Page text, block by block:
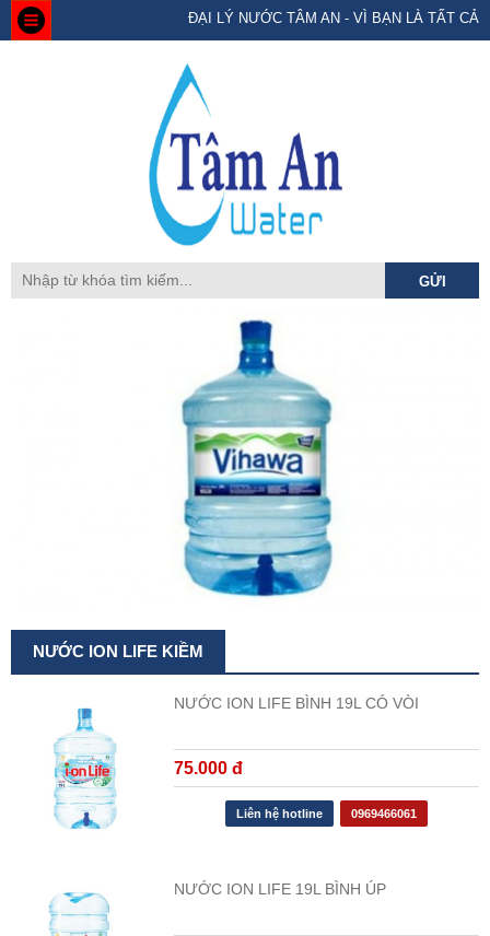
ĐẠI LÝ NƯỚC TÂM AN - VÌ BẠN LÀ TẤT CẢ
NƯỚC ION LIFE KIỀM
NƯỚC ION LIFE BÌNH 19L CÓ VÒI
75.000 đ
Liên hệ hotline 0969466061
NƯỚC ION LIFE 19L BÌNH ÚP